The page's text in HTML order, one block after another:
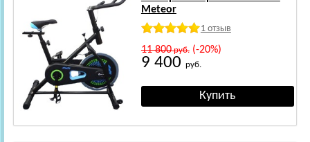
Meteor
1 отзыв
11 800руб.(-20%)
9 400 руб.